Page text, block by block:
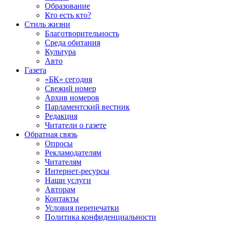
Образование
Кто есть кто?
Стиль жизни
Благотворительность
Среда обитания
Культура
Авто
Газета
«БК» сегодня
Свежий номер
Архив номеров
Парламентский вестник
Редакция
Читатели о газете
Обратная связь
Опросы
Рекламодателям
Читателям
Интернет-ресурсы
Наши услуги
Авторам
Контакты
Условия перепечатки
Политика конфиденциальности